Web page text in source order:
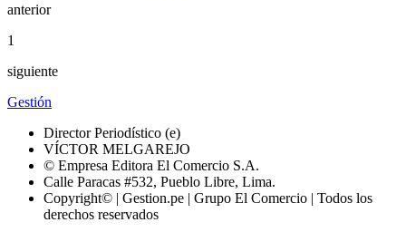
anterior
1
siguiente
Gestión
Director Periodístico (e)
VÍCTOR MELGAREJO
© Empresa Editora El Comercio S.A.
Calle Paracas #532, Pueblo Libre, Lima.
Copyright© | Gestion.pe | Grupo El Comercio | Todos los
derechos reservados